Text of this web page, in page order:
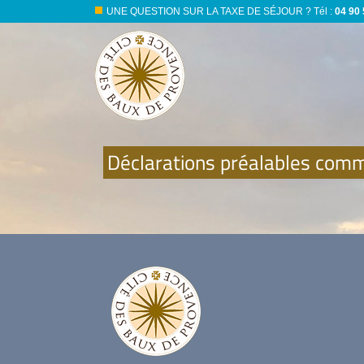
UNE QUESTION SUR LA TAXE DE SÉJOUR ? Tél : 04 90
Déclarations préalables